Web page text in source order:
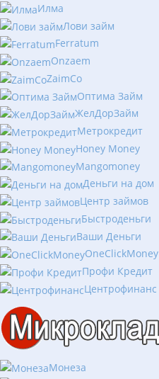
Илма
Лови займ
Ferratum
Onzaem
ZaimCo
Оптима Займ
ЖелДорЗайм
Метрокредит
Honey Money
Mangomoney
Деньги на дом
Центр займов
Быстроденьги
Ваши Деньги
OneClickMoney
Профи Кредит
Центрофинанс
Монеза